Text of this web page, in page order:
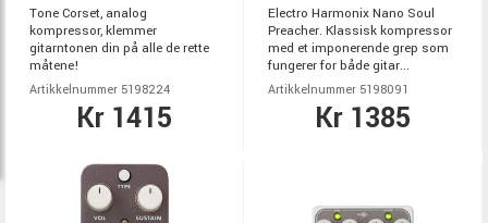
Tone Corset, analog
kompressor, klemmer
gitarntonen din på alle de rette
måtene!
Artikkelnummer 5198224
Kr 1415
Electro Harmonix Nano Soul
Preacher. Klassisk kompressor
med et imponerende grep som
fungerer for både gitar...
Artikkelnummer 5198091
Kr 1385